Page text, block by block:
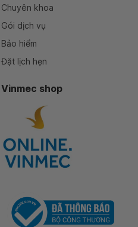
Chuyên khoa
Gói dịch vụ
Bảo hiểm
Đặt lịch hẹn
Vinmec shop